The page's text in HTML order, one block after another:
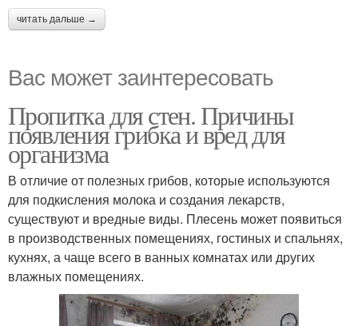
читать дальше →
Вас может заинтересовать
Пропитка для стен. Причины
появления грибка и вред для
организма
В отличие от полезных грибов, которые используются
для подкисления молока и создания лекарств,
существуют и вредные виды. Плесень может появиться
в производственных помещениях, гостиных и спальнях,
кухнях, а чаще всего в ванных комнатах или других
влажных помещениях.